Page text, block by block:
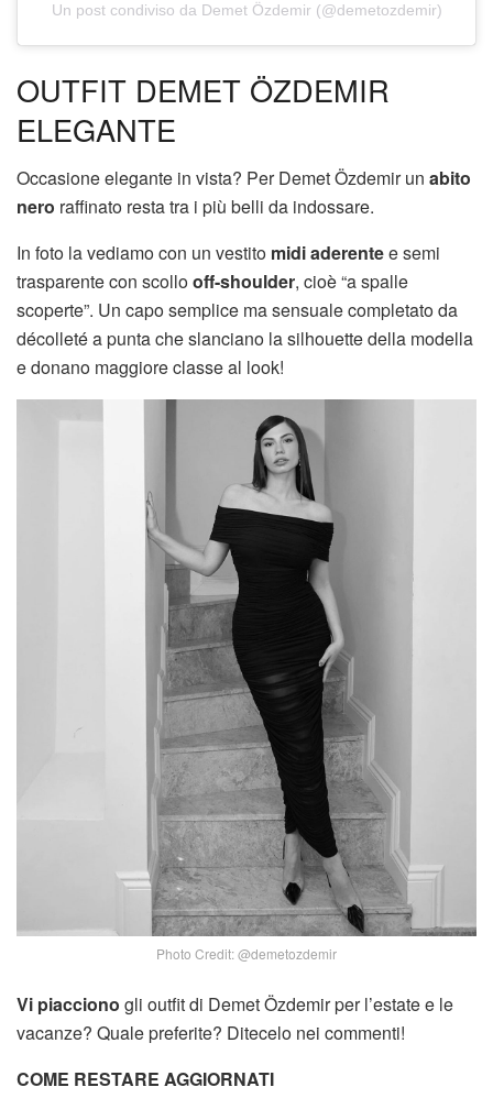
Un post condiviso da Demet Özdemir (@demetozdemir)
OUTFIT DEMET ÖZDEMIR
ELEGANTE
Occasione elegante in vista? Per Demet Özdemir un abito
nero raffinato resta tra i più belli da indossare.
In foto la vediamo con un vestito midi aderentee semi
trasparente con scollooff-shoulder, cioè “a spalle
scoperte”. Un capo semplice ma sensuale completato da
décolleté a punta che slanciano la silhouette della modella
e donano maggiore classe al look!
Photo Credit: @demetozdemir
Vi piacciono gli outfit di Demet Özdemir per l’estate e le
vacanze? Quale preferite? Ditecelo nei commenti!
COME RESTARE AGGIORNATI